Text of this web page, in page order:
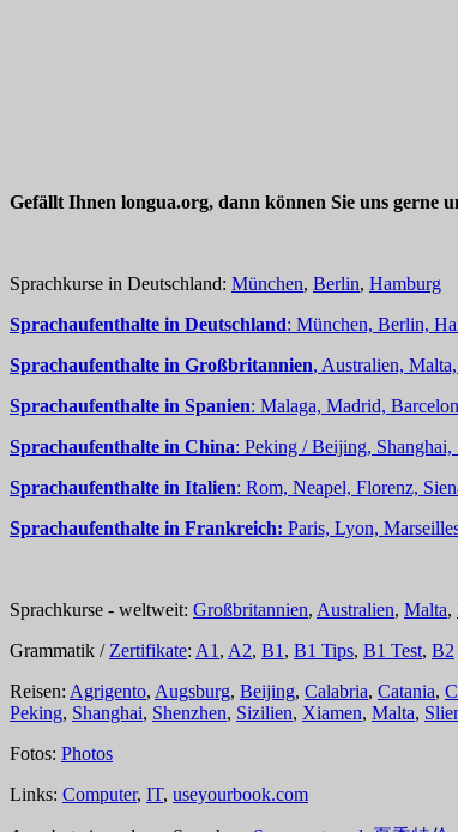
Gefällt Ihnen longua.org, dann können Sie uns gerne
Sprachkurse in Deutschland: München, Berlin, Hamburg
Sprachaufenthalte in Deutschland: München, Berlin,
Sprachaufenthalte in Großbritannien, Australien,
Sprachaufenthalte in Spanien: Malaga, Madrid,
Sprachaufenthalte in China: Peking / Beijing, Shanghai,
Sprachaufenthalte in Italien: Rom, Neapel, Florenz,
Sprachaufenthalte in Frankreich: Paris, Lyon,
Sprachkurse - weltweit: Großbritannien, Australien, Malta,
Grammatik / Zertifikate: A1 , A2, B1 , B1 Tips, B1 Test, B2
Reisen: Agrigento, Augsburg, Beijing, Calabria, Catania,
Peking, Shanghai, Shenzhen, Sizilien, Xiamen, Malta,
Fotos: Photos
Links: Computer, IT, useyourbook.com